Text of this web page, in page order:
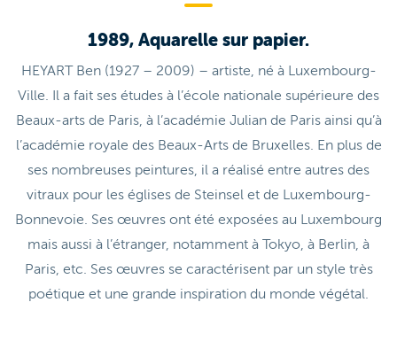
1989, Aquarelle sur papier.
HEYART Ben (1927 – 2009) – artiste, né à Luxembourg-
Ville. Il a fait ses études à l’école nationale supérieure des
Beaux-arts de Paris, à l’académie Julian de Paris ainsi qu’à
l’académie royale des Beaux-Arts de Bruxelles. En plus de
ses nombreuses peintures, il a réalisé entre autres des
vitraux pour les églises de Steinsel et de Luxembourg-
Bonnevoie. Ses œuvres ont été exposées au Luxembourg
mais aussi à l’étranger, notamment à Tokyo, à Berlin, à
Paris, etc. Ses œuvres se caractérisent par un style très
poétique et une grande inspiration du monde végétal.